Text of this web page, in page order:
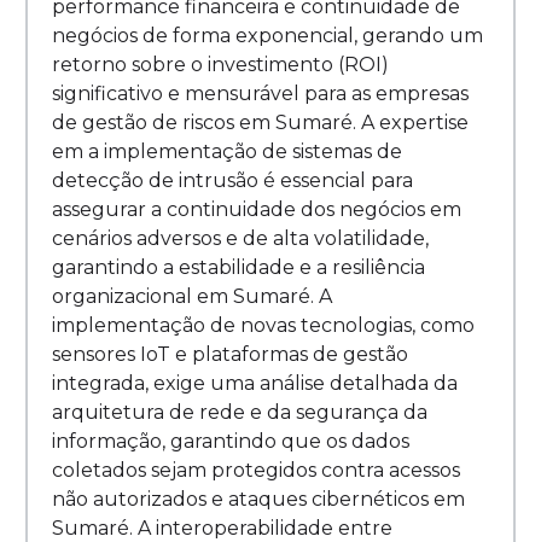
performance financeira e continuidade de
negócios de forma exponencial, gerando um
retorno sobre o investimento (ROI)
significativo e mensurável para as empresas
de gestão de riscos em Sumaré. A expertise
em a implementação de sistemas de
detecção de intrusão é essencial para
assegurar a continuidade dos negócios em
cenários adversos e de alta volatilidade,
garantindo a estabilidade e a resiliência
organizacional em Sumaré. A
implementação de novas tecnologias, como
sensores IoT e plataformas de gestão
integrada, exige uma análise detalhada da
arquitetura de rede e da segurança da
informação, garantindo que os dados
coletados sejam protegidos contra acessos
não autorizados e ataques cibernéticos em
Sumaré. A interoperabilidade entre